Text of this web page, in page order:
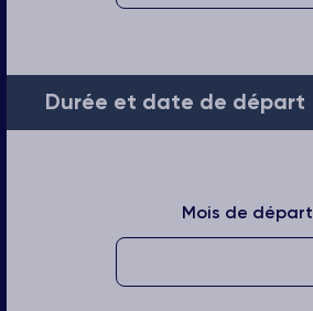
Durée et date de départ
Mois de départ